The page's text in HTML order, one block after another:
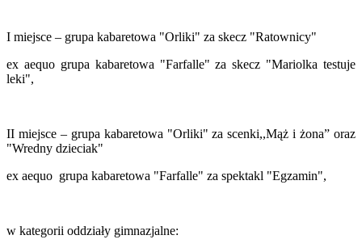
I miejsce – grupa kabaretowa "Orliki" za skecz "Ratownicy"
ex aequo grupa kabaretowa "Farfalle" za skecz "Mariolka testuje
leki",
II miejsce – grupa kabaretowa "Orliki" za scenki,,Mąż i żona” oraz
"Wredny dzieciak"
ex aequo grupa kabaretowa "Farfalle" za spektakl "Egzamin",
w kategorii oddziały gimnazjalne: